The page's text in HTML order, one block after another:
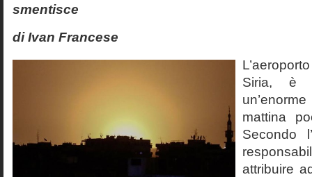
smentisce
di Ivan Francese
Siria, è
mattina
Secondo
attribuire